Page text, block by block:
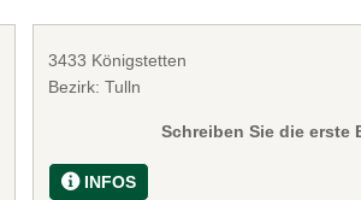
3433 Königstetten
Bezirk: Tulln
Schreiben Sie die erste
INFOS